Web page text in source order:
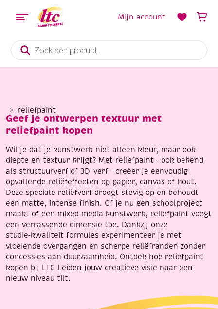
Producten
zoeken
Mijn account
reliefpaint
Geef je ontwerpen textuur met
reliefpaint kopen
Wil je dat je kunstwerk niet alleen kleur, maar ook
diepte en textuur krijgt? Met reliefpaint – ook bekend
als structuurverf of 3D-verf – creëer je eenvoudig
opvallende reliëfeffecten op papier, canvas of hout.
Deze speciale reliëfverf droogt stevig op en behoudt
een matte, intense finish. Of je nu een schoolproject
maakt of een mixed media kunstwerk, reliefpaint voegt
een verrassende dimensie toe. Dankzij onze
studie‑kwaliteit formules experimenteer je met
vloeiende overgangen en scherpe reliëfranden zonder
concessies aan duurzaamheid. Ontdek hoe reliefpaint
kopen bij LTC Leiden jouw creatieve visie naar een
nieuw niveau tilt.